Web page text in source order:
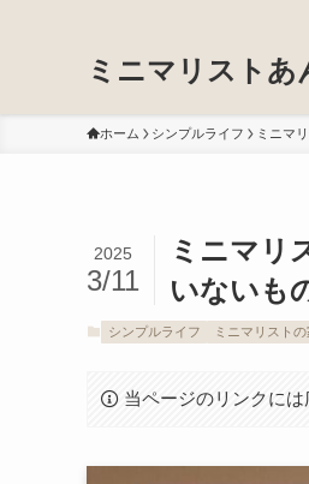
ミニマリスト
ホーム シンプルライフ ミニマ
ミニマリ
いないも
2025
3/11
シンプルライフ ミニマリストの
当ページのリンクには